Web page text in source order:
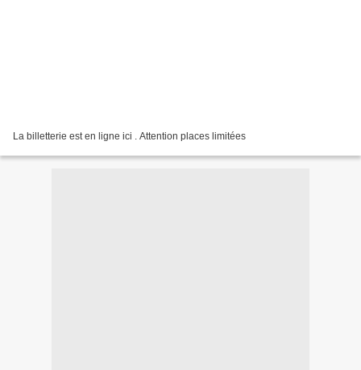
La billetterie est en ligne ici . Attention places limitées